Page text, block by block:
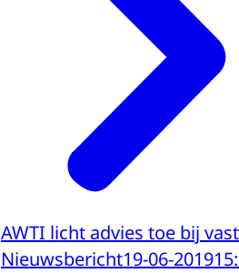
AWTI licht advies toe bij
Nieuwsbericht19-06-2019